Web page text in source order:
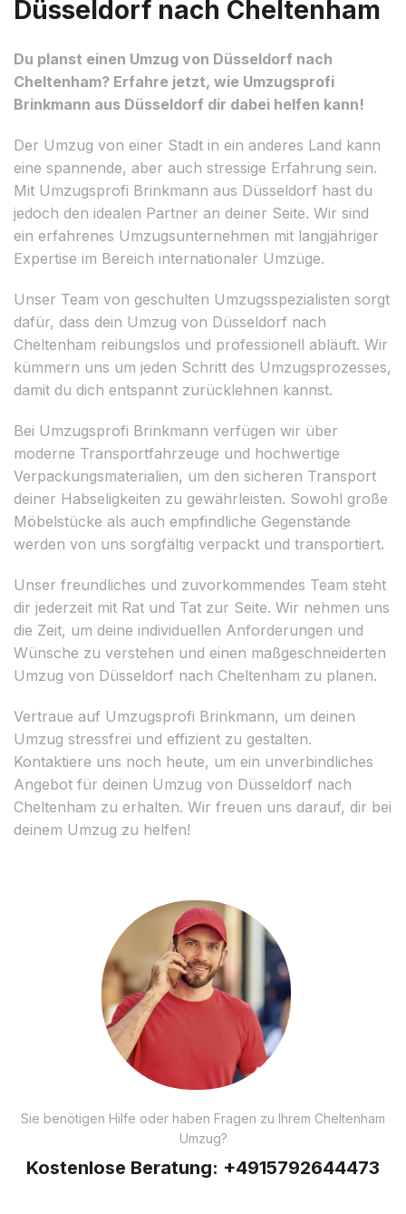
Düsseldorf nach Cheltenham
Du planst einen Umzug von Düsseldorf nach
Cheltenham? Erfahre jetzt, wie Umzugsprofi
Brinkmann aus Düsseldorf dir dabei helfen kann!
Der Umzug von einer Stadt in ein anderes Land kann
eine spannende, aber auch stressige Erfahrung sein.
Mit Umzugsprofi Brinkmann aus Düsseldorf hast du
jedoch den idealen Partner an deiner Seite. Wir sind
ein erfahrenes Umzugsunternehmen mit langjähriger
Expertise im Bereich internationaler Umzüge.
Unser Team von geschulten Umzugsspezialisten sorgt
dafür, dass dein Umzug von Düsseldorf nach
Cheltenham reibungslos und professionell abläuft. Wir
kümmern uns um jeden Schritt des Umzugsprozesses,
damit du dich entspannt zurücklehnen kannst.
Bei Umzugsprofi Brinkmann verfügen wir über
moderne Transportfahrzeuge und hochwertige
Verpackungsmaterialien, um den sicheren Transport
deiner Habseligkeiten zu gewährleisten. Sowohl große
Möbelstücke als auch empfindliche Gegenstände
werden von uns sorgfältig verpackt und transportiert.
Unser freundliches und zuvorkommendes Team steht
dir jederzeit mit Rat und Tat zur Seite. Wir nehmen uns
die Zeit, um deine individuellen Anforderungen und
Wünsche zu verstehen und einen maßgeschneiderten
Umzug von Düsseldorf nach Cheltenham zu planen.
Vertraue auf Umzugsprofi Brinkmann, um deinen
Umzug stressfrei und effizient zu gestalten.
Kontaktiere uns noch heute, um ein unverbindliches
Angebot für deinen Umzug von Düsseldorf nach
Cheltenham zu erhalten. Wir freuen uns darauf, dir bei
deinem Umzug zu helfen!
Sie benötigen Hilfe oder haben Fragen zu Ihrem Cheltenham
Umzug?
Kostenlose Beratung: +4915792644473